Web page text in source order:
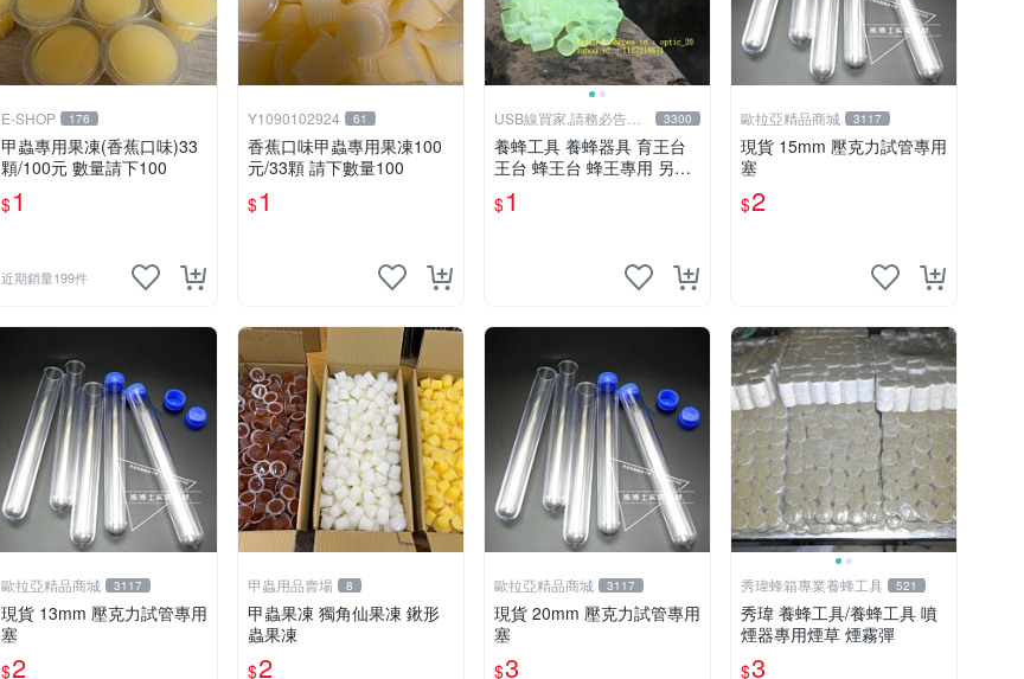
E-SHOP 176
甲蟲專用果凍(香蕉口味)33
顆/100元 數量請下100
$1
近期銷量199件
Y1090102924 61
香蕉口味甲蟲專用果凍100
元/33顆 請下數量100
$1
USB線買家,請務必告知
相機型號
3300
養蜂工具 養蜂器具 育王台
王台 蜂王台 蜂王專用 另有
王台防護罩 王台防咬保護罩
煙燻器 防蜂衣 羊皮手套
$1
歐拉亞精品商城 3117
現貨 15mm 壓克力試管專用
塞
$2
歐拉亞精品商城 3117
現貨 13mm 壓克力試管專用
塞
$2
甲蟲用品賣場 8
甲蟲果凍 獨角仙果凍 鍬形
蟲果凍
$2
歐拉亞精品商城 3117
現貨 20mm 壓克力試管專用
塞
$3
秀瑋蜂箱專業養蜂工具 521
秀瑋 養蜂工具/養蜂工具 噴
煙器專用煙草 煙霧彈
$3